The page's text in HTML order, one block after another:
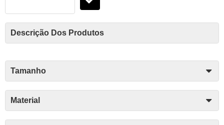
Descrição Dos Produtos
Tamanho
Material